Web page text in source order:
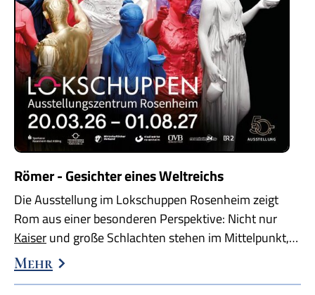
Römer - Gesichter eines Weltreichs
Die Ausstellung im Lokschuppen Rosenheim zeigt
Rom aus einer besonderen Perspektive: Nicht nur
Kaiserund große Schlachten stehen im Mittelpunkt,…
Mehr